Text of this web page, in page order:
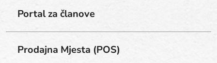
Portal za članove
Prodajna Mjesta (POS)